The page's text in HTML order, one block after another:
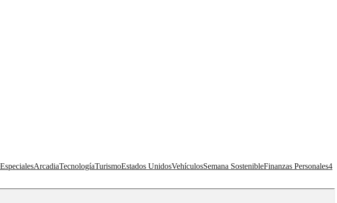
EspecialesArcadiaTecnologíaTurismoEstados UnidosVehículosSemana SostenibleFinanzas Personales4